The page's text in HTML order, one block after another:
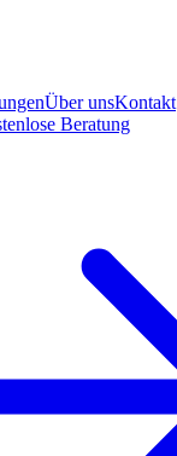
Über unsKontakt
Beratung